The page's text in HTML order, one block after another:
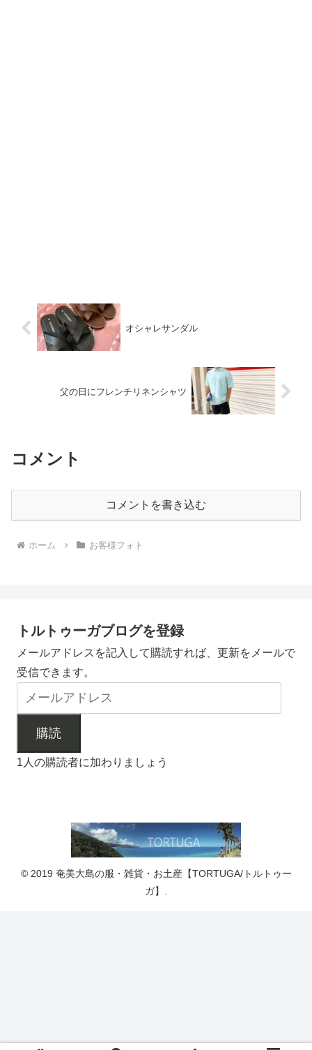
オシャレサンダル
父の日にフレンチリネンシャツ
コメント
コメントを書き込む
ホーム お客様フォト
トルトゥーガブログを登録
メールアドレスを記入して購読すれば、更新をメールで
受信できます。
購読
1人の購読者に加わりましょう
© 2019 奄美大島の服・雑貨・お土産【TORTUGA/トルトゥー
ガ】.